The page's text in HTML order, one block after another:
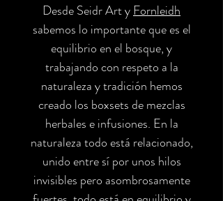
Desde Seidr Art yFornleidh
sabemos lo importante que es el
equilibrio en el bosque, y
trabajando con respeto a la
naturaleza y tradición hemos
creado los boxsets de mezclas
herbales e infusiones. En la
naturaleza todo está relacionado,
unido entre sí por unos hilos
invisibles pero asombrosamente